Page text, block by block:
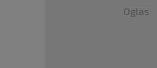
Oglas